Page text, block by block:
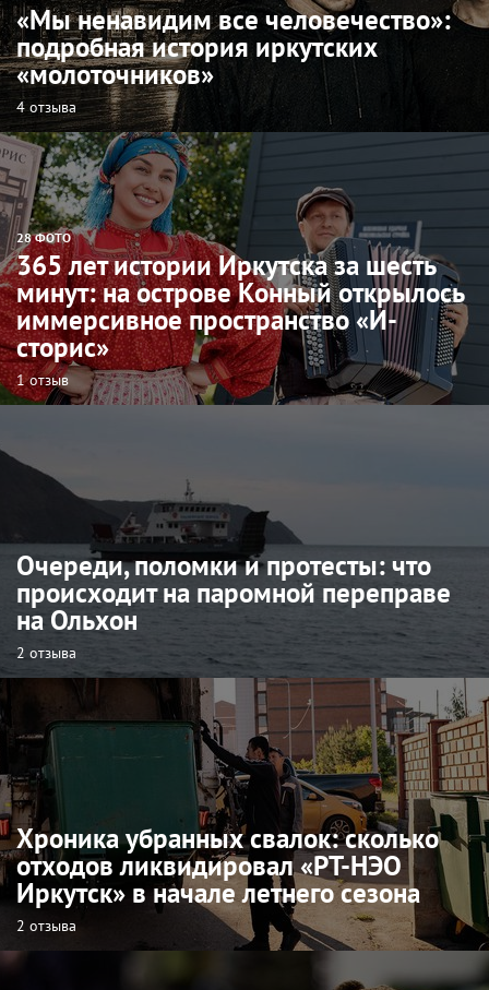
«Мы ненавидим все человечество»:
подробная история иркутских
«молоточников»
4 отзыва
28 ФОТО
365 лет истории Иркутска за шесть
минут: на острове Конный открылось
иммерсивное пространство «И-
сторис»
1 отзыв
Очереди, поломки и протесты: что
происходит на паромной переправе
на Ольхон
2 отзыва
Хроника убранных свалок: сколько
отходов ликвидировал «РТ-НЭО
Иркутск» в начале летнего сезона
2 отзыва